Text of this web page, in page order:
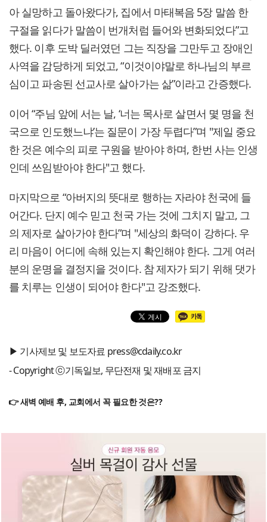
아 실망하고 돌아왔다가, 집에서 마태복음 5장 말씀 한
구절을 읽다가 말씀이 번개처럼 들어와 변화되었다”고
했다. 이후 도박 딜러였던 그는 직장을 그만두고 장애인
사역을 감당하게 되었고, “이것이야말로 하나님의 부르
심이고 파송된 선교사로 살아가는 삶”이라고 간증했다.
이어 “주님 앞에 서는 날, ‘너는 목사로 살면서 몇 명을 천
국으로 인도했느냐’는 질문이 가장 두렵다”며 "제일 중요
한 것은 예수의 피로 구원을 받아야 하며, 한번 사는 인생
인데 쓰임받아야 한다"고 했다.
마지막으로 “아버지의 뜻대로 행하는 자라야 천국에 들
어간다. 단지 예수 믿고 천국 가는 것에 그치지 말고, 그
의 제자로 살아가야 한다”며 "세상의 화덕이 강하다. 우
리 마음이 어디에 속해 있는지 확인해야 한다. 그게 여러
분의 운명을 결정지을 것이다. 참 제자가 되기 위해 댓가
를 치루는 인생이 되어야 한다"고 강조했다.
▶ 기사제보 및 보도자료 press@cdaily.co.kr
- Copyright ⓒ기독일보, 무단전재 및 재배포 금지
👉 새벽 예배 후, 교회에서 꼭 필요한 것은??